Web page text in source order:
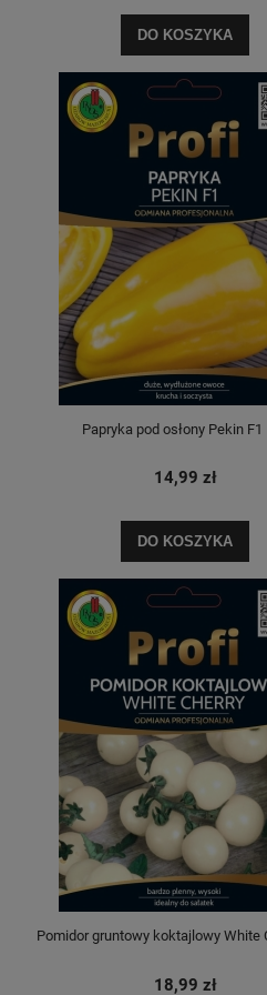
DO KOSZYKA
Papryka pod osłony Pekin F1
14,99 zł
DO KOSZYKA
Pomidor gruntowy koktajlowy White
18,99 zł